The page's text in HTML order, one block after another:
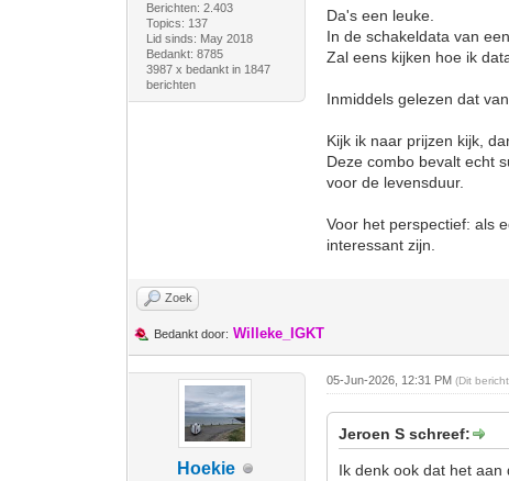
Berichten: 2.403
Topics: 137
Lid sinds: May 2018
Bedankt: 8785
3987 x bedankt in 1847
berichten
Da's een leuke.
In de schakeldata van
Zal eens kijken hoe ik
Inmiddels gelezen dat
Kijk ik naar prijzen kijk,
Deze combo bevalt echt
voor de levensduur.
Voor het perspectief: als
interessant zijn.
Zoek
Bedankt door: Willeke_IGKT
Hoekie
05-Jun-2026, 12:31 PM(Dit
Jeroen S schreef:
Ik denk ook dat het